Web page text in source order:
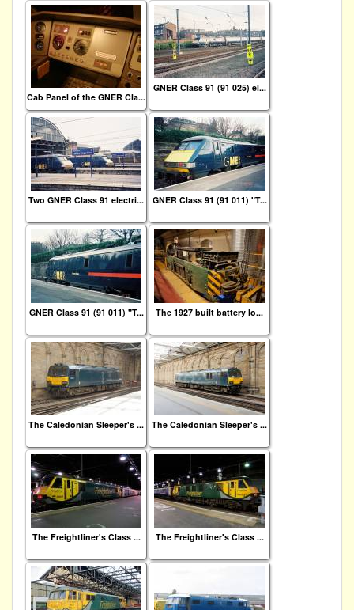
Cab Panel of the GNER Cla...
GNER Class 91 (91 025) el...
Two GNER Class 91 electri... GNER Class 91 (91 011) "T...
GNER Class 91 (91 011) "T... The 1927 built battery lo...
The Caledonian Sleeper's ... The Caledonian Sleeper's ...
The Freightliner's Class ... The Freightliner's Class ...